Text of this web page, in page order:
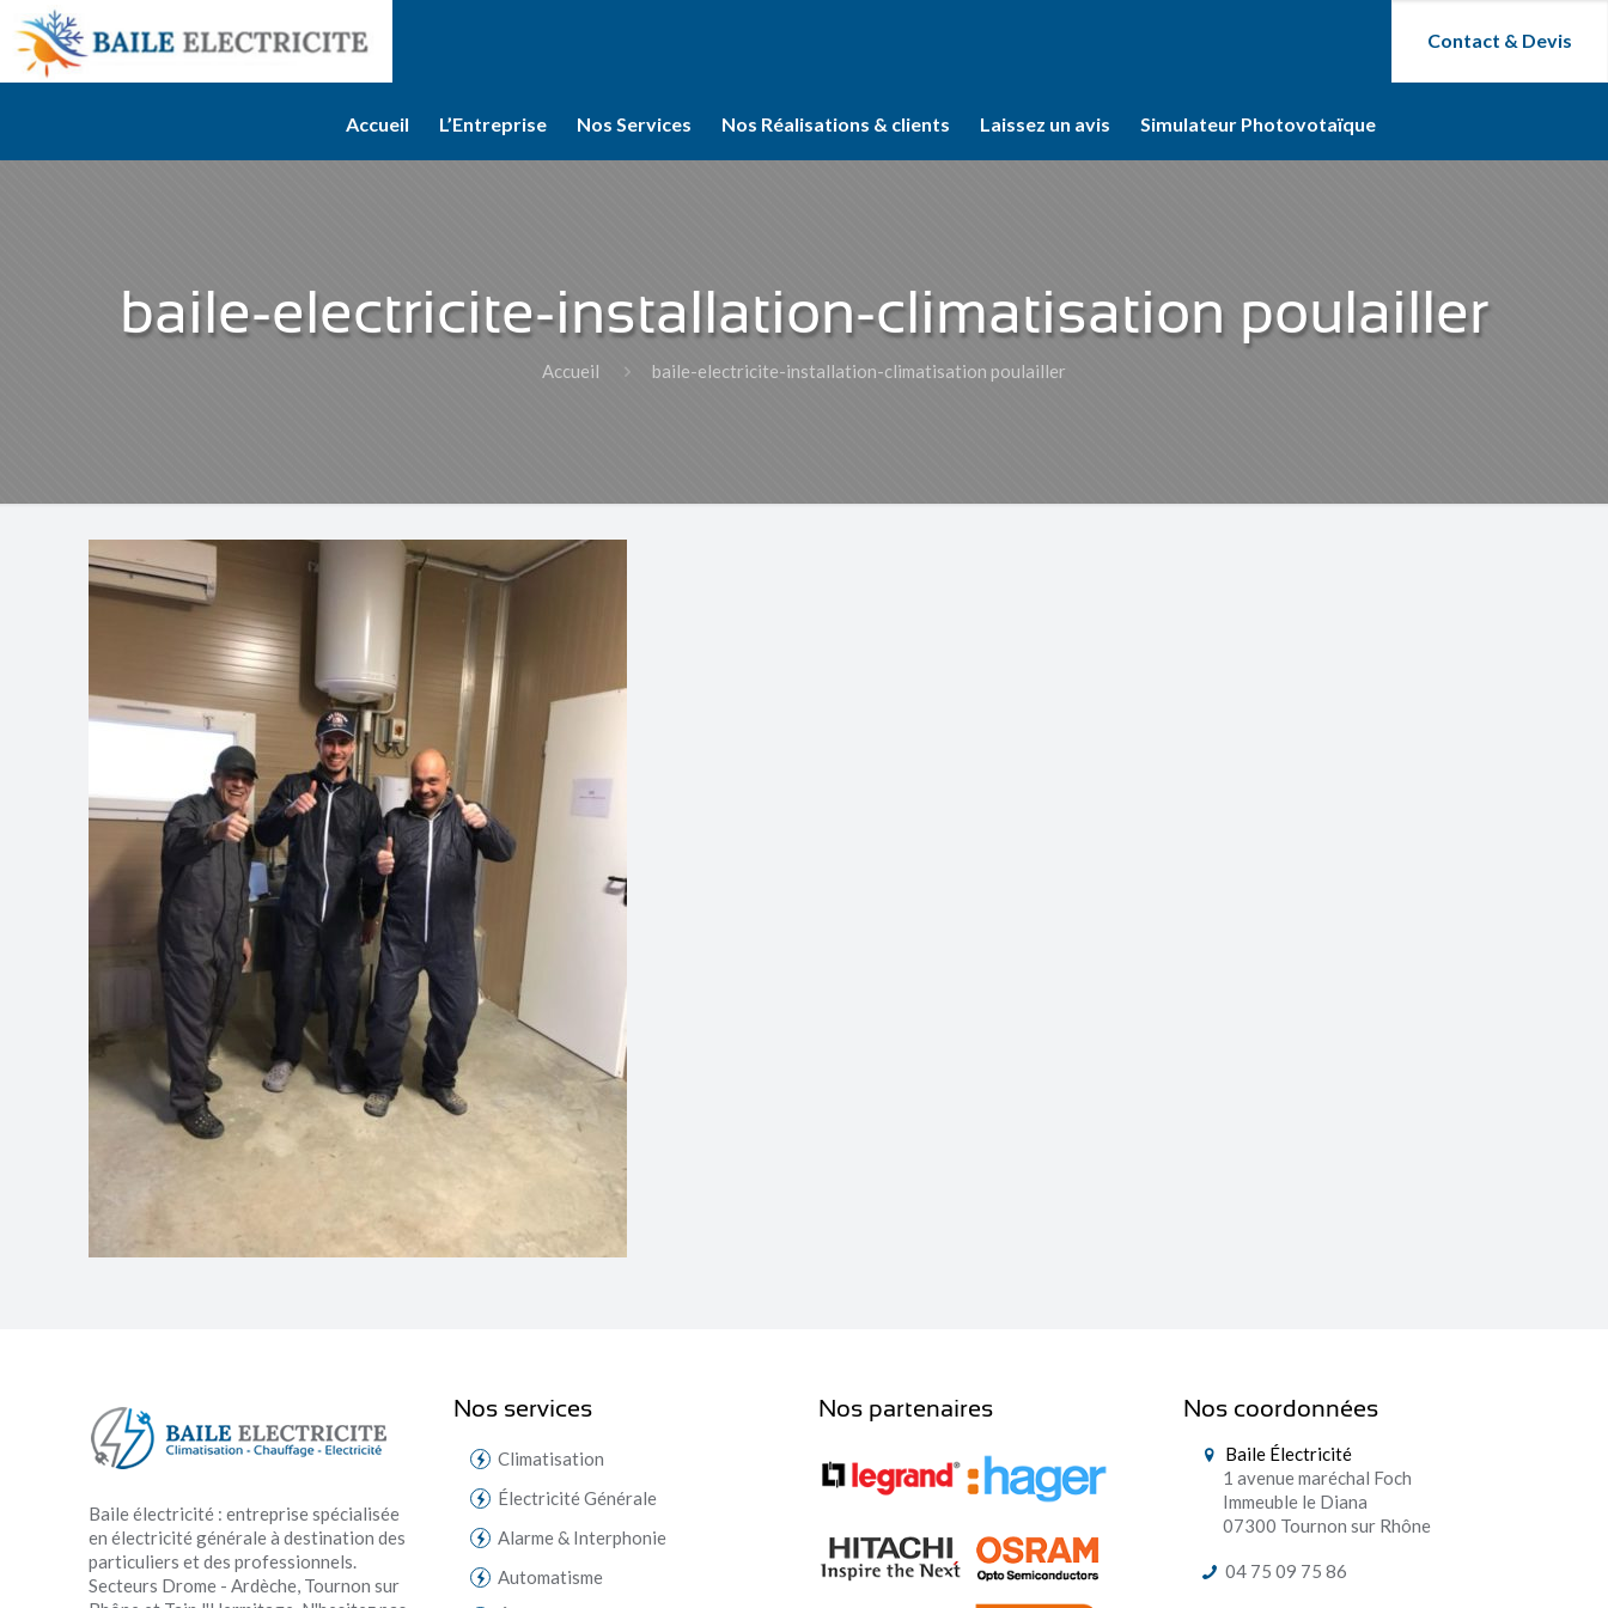
Accueil L’Entreprise Nos Services Nos Réalisations & clients Laissez un avis Simulateur Photovotaïque
Contact & Devis
baile-electricite-installation-climatisation poulailler
Accueil baile-electricite-installation-climatisation poulailler
Baile électricité : entreprise spécialisée
en électricité générale à destination des
particuliers et des professionnels.
Secteurs Drome - Ardèche, Tournon sur
Nos services
Climatisation
Électricité Générale
Alarme & Interphonie
Automatisme
Nos partenaires Nos coordonnées
Baile Électricité
1 avenue maréchal Foch
Immeuble le Diana
07300 Tournon sur Rhône
04 75 09 75 86